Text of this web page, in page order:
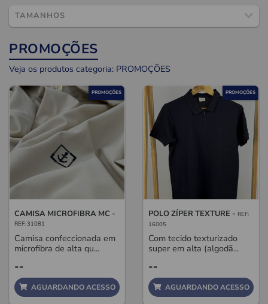
TAMANHOS
PROMOÇÕES
Veja os produtos categoria: PROMOÇÕES
PROMOÇÕES
CAMISA MICROFIBRA MC -
REF: 31081
Camisa confeccionada em
microfibra de alta qu...
--
AGUARDANDO ACESSO
PROMOÇÕES
POLO ZÍPER TEXTURE - REF:
16005
Com tecido texturizado
super em alta (algodã...
--
AGUARDANDO ACESSO